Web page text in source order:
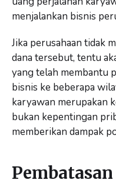
menjalankan bisnis
Jika perusahaan tidak
dana tersebut, tentu
yang telah membantu
bisnis ke beberapa
karyawan merupakan
bukan kepentingan
memberikan dampak